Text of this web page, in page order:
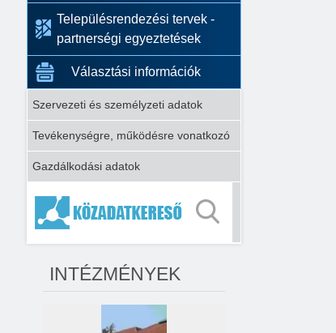
Településrendezési tervek -
partnerségi egyeztetések
Választási információk
Szervezeti és személyzeti adatok
Tevékenységre, működésre vonatkozó
Gazdálkodási adatok
INTÉZMÉNYEK